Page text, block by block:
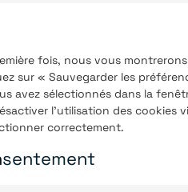
fois, nous vous
sur « Sauvegarder les
avez sélectionnés dans la
l’utilisation des cookies
correctement.